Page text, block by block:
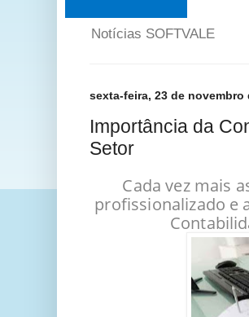
Notícias SOFTVALE
sexta-feira, 23 de novembro
Importância da
Setor
Cada vez mais
profissionalizado e